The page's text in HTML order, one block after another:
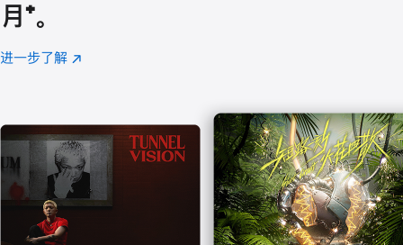
月 脚
注
⁺。
进一步了解 Apple
(在
口
中
打
开)